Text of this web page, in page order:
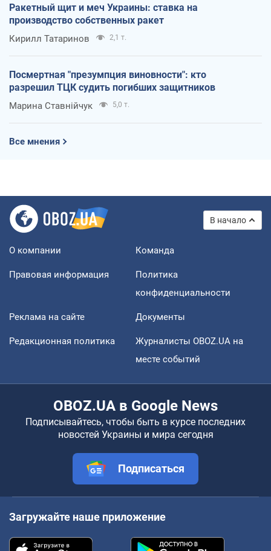
Ракетный щит и меч Украины: ставка на
производство собственных ракет
Кирилл Татаринов 2,1 т.
Посмертная "презумпция виновности": кто
разрешил ТЦК судить погибших защитников
Марина Ставнійчук 5,0 т.
Все мнения
В начало
О компании Команда
Правовая информация
Политика
конфиденциальности
Реклама на сайте Документы
Редакционная политика
Журналисты OBOZ.UA на
месте событий
OBOZ.UA в Google News
Подписывайтесь, чтобы быть в курсе последних
новостей Украины и мира сегодня
Подписаться
Загружайте наше приложение